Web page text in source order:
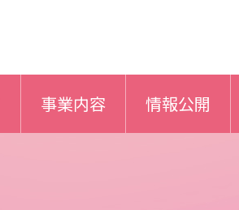
事業内容 情報公開